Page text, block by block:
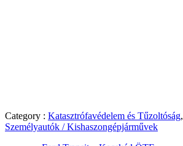
Category : Katasztrófavédelem és Tűzoltóság,
Személyautók / Kishaszongépjárművek